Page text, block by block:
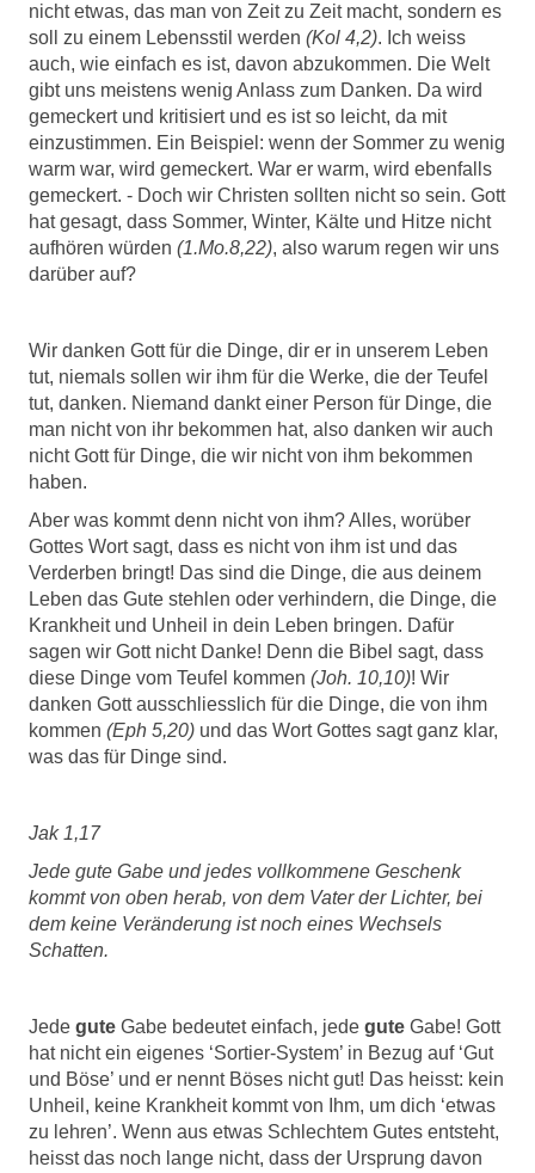
nicht etwas, das man von Zeit zu Zeit macht, sondern es
soll zu einem Lebensstil werden (Kol 4,2). Ich weiss
auch, wie einfach es ist, davon abzukommen. Die Welt
gibt uns meistens wenig Anlass zum Danken. Da wird
gemeckert und kritisiert und es ist so leicht, da mit
einzustimmen. Ein Beispiel: wenn der Sommer zu wenig
warm war, wird gemeckert. War er warm, wird ebenfalls
gemeckert. - Doch wir Christen sollten nicht so sein. Gott
hat gesagt, dass Sommer, Winter, Kälte und Hitze nicht
aufhören würden (1.Mo.8,22), also warum regen wir uns
darüber auf?
Wir danken Gott für die Dinge, dir er in unserem Leben
tut, niemals sollen wir ihm für die Werke, die der Teufel
tut, danken. Niemand dankt einer Person für Dinge, die
man nicht von ihr bekommen hat, also danken wir auch
nicht Gott für Dinge, die wir nicht von ihm bekommen
haben.
Aber was kommt denn nicht von ihm? Alles, worüber
Gottes Wort sagt, dass es nicht von ihm ist und das
Verderben bringt! Das sind die Dinge, die aus deinem
Leben das Gute stehlen oder verhindern, die Dinge, die
Krankheit und Unheil in dein Leben bringen. Dafür
sagen wir Gott nicht Danke! Denn die Bibel sagt, dass
diese Dinge vom Teufel kommen (Joh. 10,10)! Wir
danken Gott ausschliesslich für die Dinge, die von ihm
kommen (Eph 5,20) und das Wort Gottes sagt ganz klar,
was das für Dinge sind.
Jak 1,17
Jede gute Gabe und jedes vollkommene Geschenk
kommt von oben herab, von dem Vater der Lichter, bei
dem keine Veränderung ist noch eines Wechsels
Schatten.
Jede gute Gabe bedeutet einfach, jede gute Gabe! Gott
hat nicht ein eigenes ‘Sortier-System’ in Bezug auf ‘Gut
und Böse’ und er nennt Böses nicht gut! Das heisst: kein
Unheil, keine Krankheit kommt von Ihm, um dich ‘etwas
zu lehren’. Wenn aus etwas Schlechtem Gutes entsteht,
heisst das noch lange nicht, dass der Ursprung davon